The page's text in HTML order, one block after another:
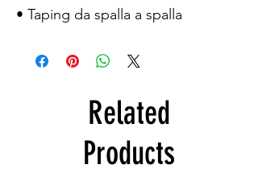
• Taping da spalla a spalla
Related
Products